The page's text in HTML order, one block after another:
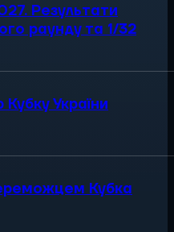
Результати
раунду та 1/32
України
Кубка